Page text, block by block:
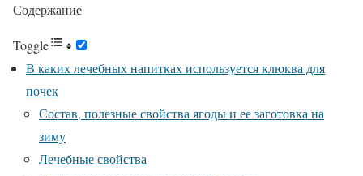
Содержание
Toggle
В каких лечебных напитках используется клюква для
почек
Состав, полезные свойства ягоды и ее заготовка на
зиму
Лечебные свойства